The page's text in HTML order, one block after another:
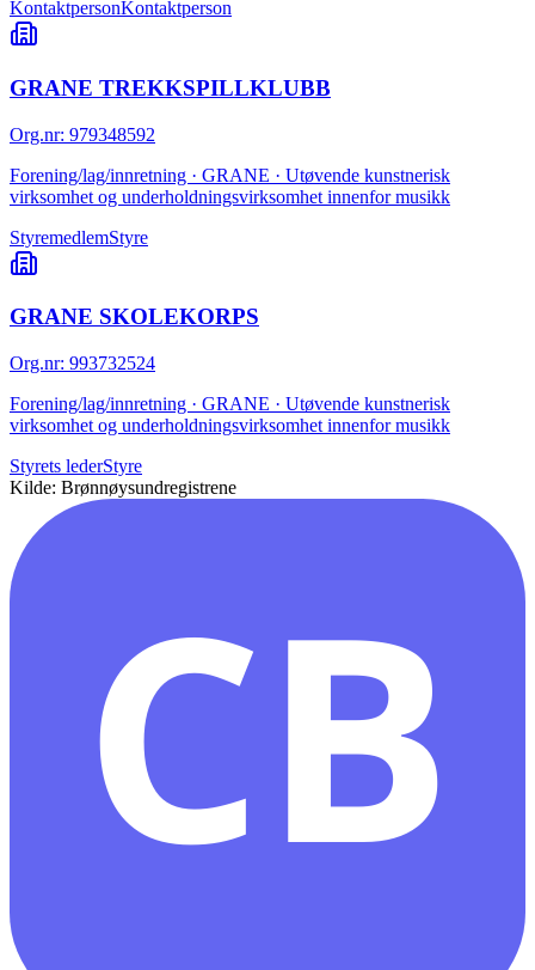
KontaktpersonKontaktperson
GRANE TREKKSPILLKLUBB
Org.nr: 979348592
Forening/lag/innretning · GRANE · Utøvende kunstnerisk
virksomhet og underholdningsvirksomhet innenfor musikk
StyremedlemStyre
GRANE SKOLEKORPS
Org.nr: 993732524
Forening/lag/innretning · GRANE · Utøvende kunstnerisk
virksomhet og underholdningsvirksomhet innenfor musikk
Styrets lederStyre
Kilde: Brønnøysundregistrene
CB